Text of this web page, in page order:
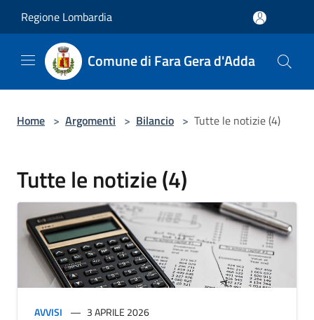
Regione Lombardia
Comune di Fara Gera d'Adda
Home > Argomenti > Bilancio > Tutte le notizie (4)
Tutte le notizie (4)
AVVISI 3 APRILE 2026